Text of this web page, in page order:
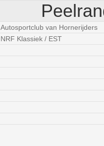
Autosportclub van Hornerijders
NRF Klassiek / EST